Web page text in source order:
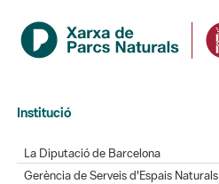
Institució
La Diputació de Barcelona
Gerència de Serveis d'Espais Naturals